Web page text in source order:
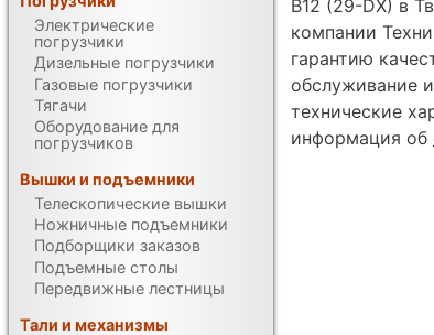
B12 (29-DX) в
компании
гарантию
обслуживание
технические
информация об
Электрические
погрузчики
Дизельные погрузчики
Газовые погрузчики
Тягачи
Оборудование для
погрузчиков
Вышки и подъемники
Телескопические вышки
Ножничные подъемники
Подборщики заказов
Подъемные столы
Передвижные лестницы
Тали и механизмы